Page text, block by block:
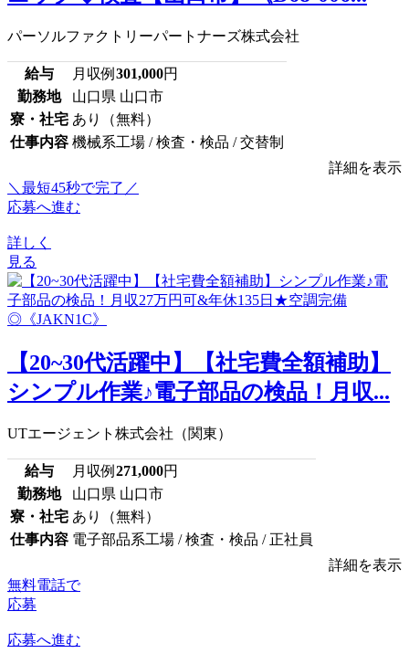
パーソルファクトリーパートナーズ株式会社
給与 月収例 301,000円
勤務地
山口県 山口市
寮・社宅 あり（無料）
仕事内容 機械系工場 / 検査・検品 / 交替制
詳細を表示
＼最短45秒で完了／
応募へ進む
詳しく
見る
【20~30代活躍中】【社宅費全額補助】
シンプル作業♪電子部品の検品！月収...
UTエージェント株式会社（関東）
給与 月収例 271,000円
勤務地
山口県 山口市
寮・社宅 あり（無料）
仕事内容 電子部品系工場 / 検査・検品 / 正社員
詳細を表示
無料電話で
応募
応募へ進む